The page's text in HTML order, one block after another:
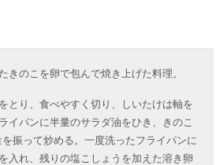
きのこを卵で包んで焼き上げた料理。
とり、食べやすく切り、しいたけは軸を
イパンに半量のサラダ油をひき、きのこ
振って炒める。一度洗ったフライパンに
入れ、残りの塩こしょうを加えた溶き卵